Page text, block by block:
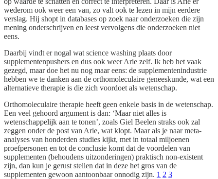
wederom ook weer een van, zo valt ook te lezen in mijn eerdere
verslag. Hij shopt in databases op zoek naar onderzoeken die zijn
mening onderschrijven en leest vervolgens die onderzoeken niet
eens.
Daarbij vindt er nogal wat science washing plaats door
supplementenpushers en dus ook weer Arie zelf. Ik heb het vaak
gezegd, maar doe het nu nog maar eens: de supplementenindustrie
hebben we te danken aan de orthomoleculaire geneeskunde, wat een
alternatieve therapie is die zich voordoet als wetenschap.
Orthomoleculaire therapie heeft geen enkele basis in de wetenschap.
Een veel gehoord argument is dan: ‘Maar niet alles is
wetenschappelijk aan te tonen’, zoals Giel Beelen straks ook zal
zeggen onder de post van Arie, wat klopt. Maar als je naar meta-
analyses van honderden studies kijkt, met in totaal miljoenen
proefpersonen en tot de conclusie komt dat de voordelen van
supplementen (behoudens uitzonderingen) praktisch non-existent
zijn, dan kun je gerust stellen dat in deze het gros van de
supplementen gewoon aantoonbaar onnodig zijn. 1 2 3